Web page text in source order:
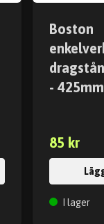
Boston
- 425mm
85 kr
I lager